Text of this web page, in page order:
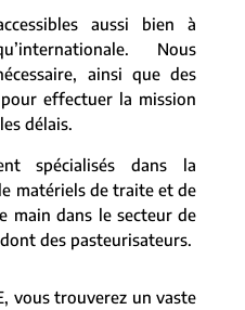
aussi bien à
Nous
ainsi que des
effectuer la mission
délais.
spécialisés dans la
matériels de traite et de
main dans le secteur de
des pasteurisateurs.
vous trouverez un vaste